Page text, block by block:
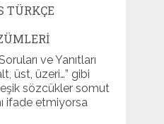
TÜRKÇE
ve Yanıtları
üst, üzeri…” gibi
sözcükler somut
ifade etmiyorsa